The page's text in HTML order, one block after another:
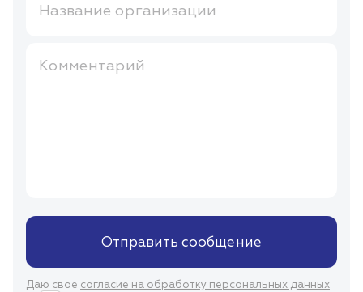
Название организации
Комментарий
Отправить сообщение
Даю свое согласие на обработку персональных данных